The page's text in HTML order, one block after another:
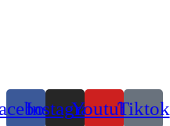
InstagramYoutubeTiktok